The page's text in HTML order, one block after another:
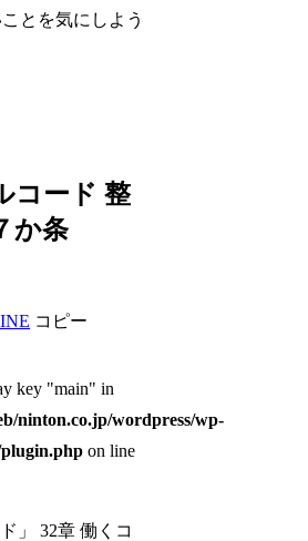
とを気にしよう
コード 整
か条
コピー
key "main" in
ninton.co.jp/wordpress/wp-
on line
」 32章 働くコ